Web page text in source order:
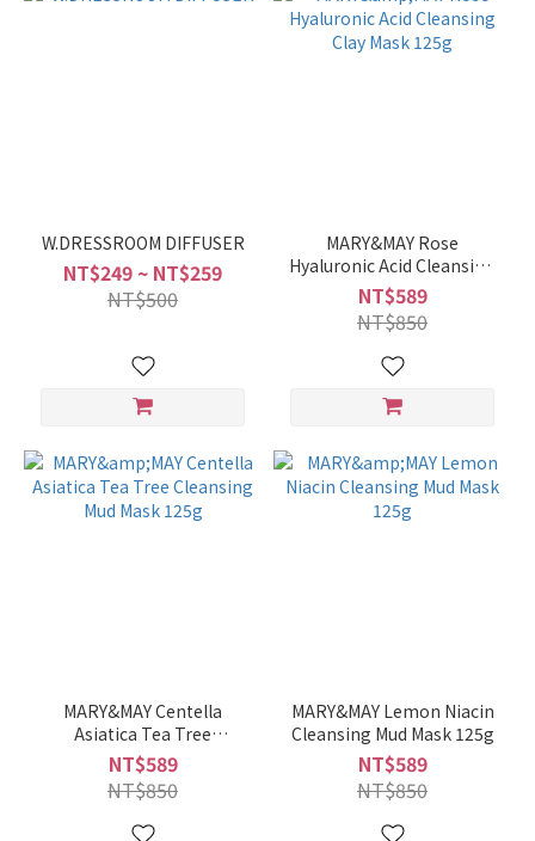
W.DRESSROOM DIFFUSER
NT$249 ~ NT$259
NT$500
MARY&MAY Rose
Hyaluronic Acid Cleansing
Clay Mask 125g
NT$589
NT$850
MARY&MAY Centella
Asiatica Tea Tree
Cleansing Mud Mask 125g
NT$589
NT$850
MARY&MAY Lemon Niacin
Cleansing Mud Mask 125g
NT$589
NT$850